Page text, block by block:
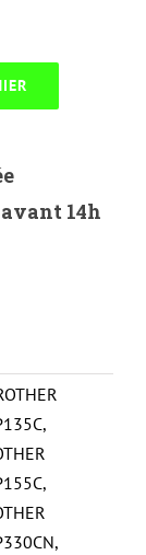
14h
,
,
,